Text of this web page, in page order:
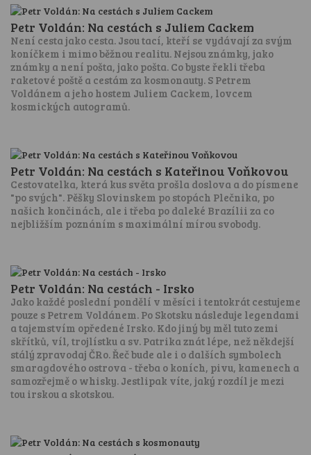
Petr Voldán: Na cestách s Juliem Cackem
Není cesta jako cesta. Jsou tací, kteří se vydávají za svým
koníčkem i mimo běžnou realitu. Nejsou známky, jako
známky a není pošta, jako pošta. Co byste řekli třeba
raketové poště a cestám za kosmonauty. S Petrem
Voldánem a jeho hostem Juliem Cackem, lovcem
kosmických autogramů.
Petr Voldán: Na cestách s Kateřinou Voňkovou
Cestovatelka, která kus světa prošla doslova a do písmene
"po svých". Pěšky Slovinskem po stopách Plečnika, po
našich končinách, ale i třeba po daleké Brazílii za co
nejbližším poznáním s maximální mírou svobody.
Petr Voldán: Na cestách - Irsko
Jako každé poslední pondělí v měsíci i tentokrát cestujeme
pouze s Petrem Voldánem. Po Skotsku následuje legendami
a tajemstvím opředené Irsko. Kdo jiný by měl tuto zemi
skřítků, víl, trojlístku a sv. Patrika znát lépe, než někdejší
stálý zpravodaj ČRo. Řeč bude ale i o dalších symbolech
smaragdového ostrova - třeba o koních, pivu, kamenech a
samozřejmě o whisky. Jestlipak víte, jaký rozdíl je mezi
tou irskou a skotskou.